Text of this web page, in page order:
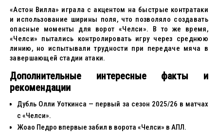
«Астон Вилла» играла с акцентом на быстрые контратаки
и использование ширины поля, что позволяло создавать
опасные моменты для ворот «Челси». В то же время,
«Челси» пытались контролировать игру через среднюю
линию, но испытывали трудности при передаче мяча в
завершающей стадии атаки.
Дополнительные интересные факты и
рекомендации
Дубль Олли Уоткинса — первый за сезон 2025/26 в матчах
с «Челси».
Жоао Педро впервые забил в ворота «Челси» в АПЛ.